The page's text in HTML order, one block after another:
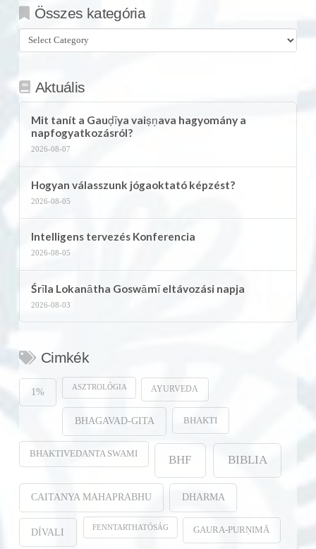
Összes kategória
Összes
kategória
Aktuális
Mit tanít a Gauḍīya vaiṣṇava hagyomány a
napfogyatkozásról?
2026-08-07
Hogyan válasszunk jógaoktató képzést?
2026-08-05
Intelligens tervezés Konferencia
2026-08-05
Śrīla Lokanātha Goswāmī eltávozási napja
2026-08-03
Cimkék
1% ASZTROLÓGIA AYURVEDA
BHAGAVAD-GITA BHAKTI
BHAKTIVEDANTA SWAMI BHF BIBLIA
CAITANYA MAHAPRABHU DHARMA
DÍVALI FENNTARTHATÓSÁG GAURA-PURṆIMĀ